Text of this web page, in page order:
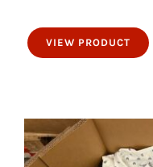
200
VIEW PRODUCT